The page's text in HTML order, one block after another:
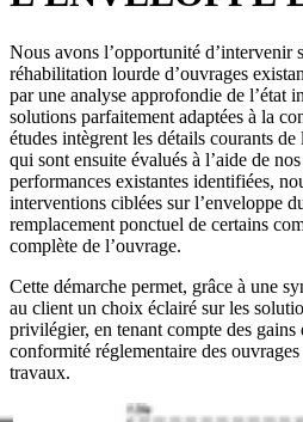
Nous avons l’opportunité d’intervenir
réhabilitation lourde d’ouvrages
par une analyse approfondie de l’état
solutions parfaitement adaptées à la
études intègrent les détails courants
qui sont ensuite évalués à l’aide de
performances existantes identifiées,
interventions ciblées sur l’enveloppe
remplacement ponctuel de certains
complète de l’ouvrage.
Cette démarche permet, grâce à une
au client un choix éclairé sur les
privilégier, en tenant compte des gains
conformité réglementaire des
travaux.